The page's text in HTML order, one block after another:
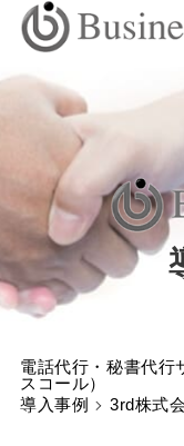
電話代行・秘書代行
スコール）
導入事例
3rd株式